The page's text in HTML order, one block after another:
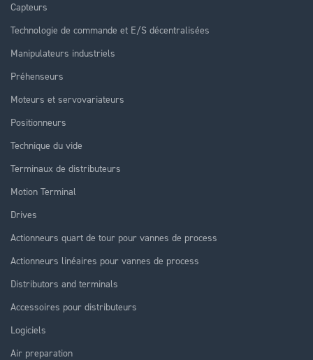
Capteurs
Technologie de commande et E/S décentralisées
Manipulateurs industriels
Préhenseurs
Moteurs et servovariateurs
Positionneurs
Technique du vide
Terminaux de distributeurs
Motion Terminal
Drives
Actionneurs quart de tour pour vannes de process
Actionneurs linéaires pour vannes de process
Distributors and terminals
Accessoires pour distributeurs
Logiciels
Air preparation